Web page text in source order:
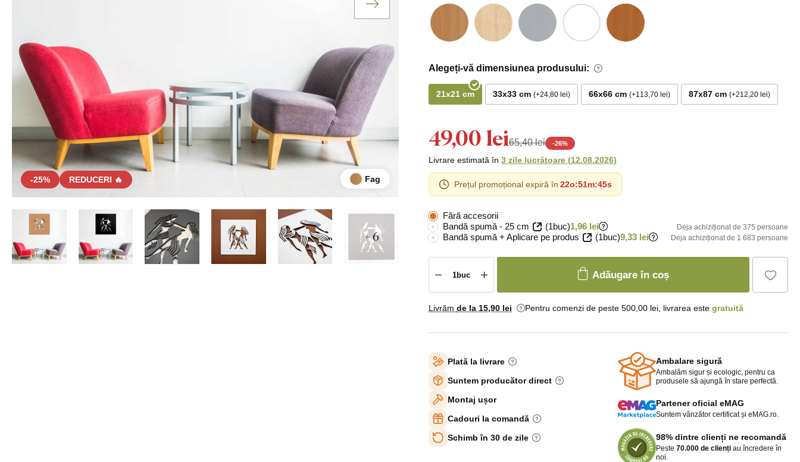
-25% REDUCERI 🔥 Fag
+ 6
Alegeți-vă dimensiunea produsului:
21x21 cm 33x33 cm +24,80 lei 66x66 cm +113,70 lei 87x87 cm +212,20 lei
49,00 lei65,40 lei -26%
Livrare estimată în 3 zile lucrătoare (12.08.2026)
Prețul promoțional expiră în 22o:51m:44s
Fără accesorii
Bandă spumă - 25 cm
(1buc)1,96 lei Deja achiziționat de 375 persoane
Bandă spumă + Aplicare pe produs (1buc)9,33 lei Deja achiziționat de 1 683 persoane
Adăugare în coș
Livrăm de la 15,90 lei Pentru comenzi de peste 500,00 lei, livrarea este gratuită
Plată la livrare
Suntem producător direct
Montaj ușor
Cadouri la comandă
Schimb în 30 de zile
Ambalare sigură
Ambalăm sigur și ecologic, pentru ca
produsele să ajungă în stare perfectă.
Partener oficial eMAG
Suntem vânzător certificat și eMAG.ro.
98% dintre clienți ne recomandă
Peste 70.000 de clienți au încredere în
noi.